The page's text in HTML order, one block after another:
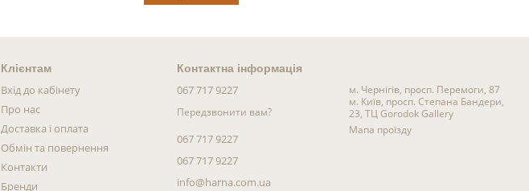
Клієнтам
Вхід до кабінету
Про нас
Доставка і оплата
Обмін та повернення
Контакти
Бренди
Контактна інформація
067 717 9227
Передзвонити вам?
067 717 9227
067 717 9227
info@harna.com.ua
м. Чернігів, просп. Перемоги, 87
м. Київ, просп. Степана Бандери,
23, ТЦ Gorodok Gallery
Мапа проїзду